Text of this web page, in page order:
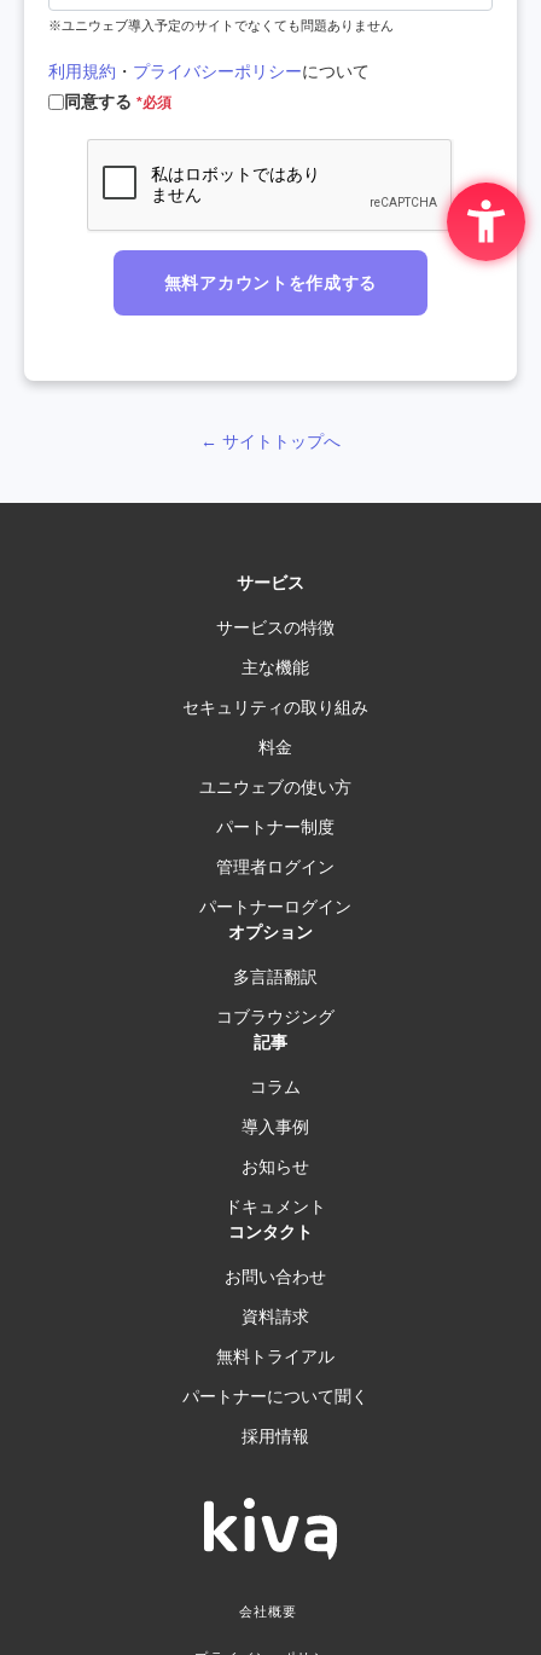
ユニウェブ導入予定のサイトでなくても問題ありません
利用規約 ・ プライバシーポリシーについて
同意する *必須
無料アカウントを作成する
← サイトトップへ
サービス
サービスの特徴
主な機能
セキュリティの取り組み
料金
ユニウェブの使い方
パートナー制度
管理者ログイン
パートナーログイン
オプション
多言語翻訳
コブラウジング
記事
コラム
導入事例
お知らせ
ドキュメント
コンタクト
お問い合わせ
資料請求
無料トライアル
パートナーについて聞く
採用情報
会社概要